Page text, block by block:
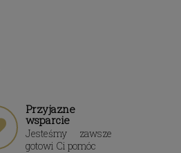
Przyjazne
wsparcie
Jesteśmy zawsze
gotowi Ci pomóc